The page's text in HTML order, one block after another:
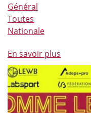
Général
Toutes
Nationale
En savoir plus
propos
de
Comme
les